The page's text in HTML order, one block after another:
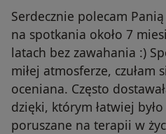
Serdecznie polecam
na spotkania około 7
latach bez zawahania :)
miłej atmosferze, czułam
oceniana. Często
dzięki, którym łatwiej
poruszane na terapii w